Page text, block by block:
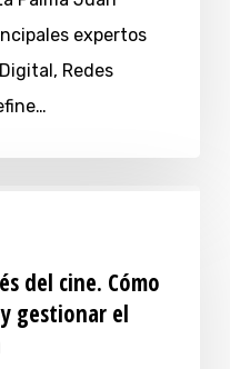
expertos
Redes
del cine. Cómo
gestionar el